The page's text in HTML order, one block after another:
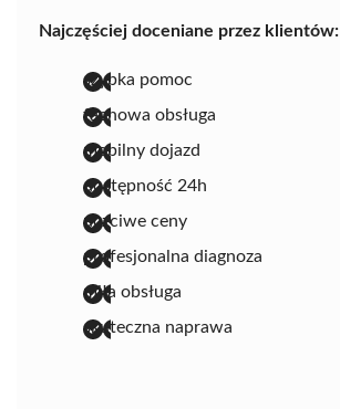
Najczęściej doceniane przez klientów:
szybka pomoc
fachowa obsługa
mobilny dojazd
dostępność 24h
uczciwe ceny
profesjonalna diagnoza
miła obsługa
skuteczna naprawa